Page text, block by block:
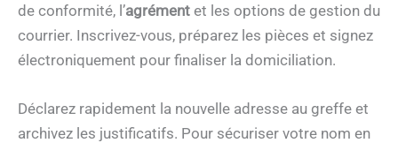
de conformité, l’agrément et les options de gestion du
courrier. Inscrivez-vous, préparez les pièces et signez
électroniquement pour finaliser la domiciliation.
Déclarez rapidement la nouvelle adresse au greffe et
archivez les justificatifs. Pour sécuriser votre nom en